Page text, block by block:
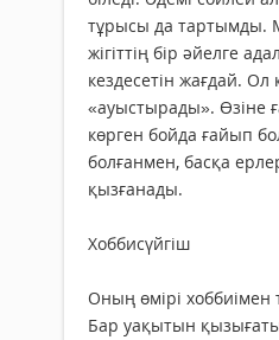
тұрысы да тартымды.
жігіттің бір әйелге
кездесетін жағдай.
«ауыстырады». Өзіне
көрген бойда ғайып
болғанмен, басқа
қызғанады.
Хоббисүйгіш
Оның өмірі
Бар уақытын